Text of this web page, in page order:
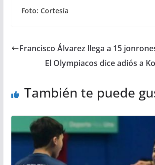
Foto: Cortesía
Francisco Álvarez llega a 15
El Olympiacos dice adiós a
También te puede